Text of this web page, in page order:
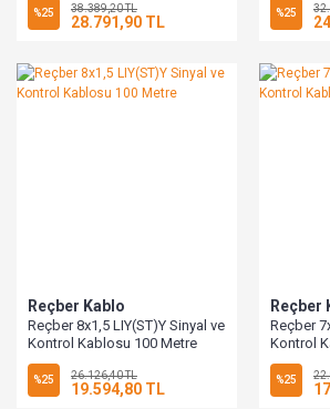
%25 38.389,20 TL
28.791,90 TL %25
Reçber Kablo
Reçber 8x1,5 LIY(ST)Y Sinyal ve
Kontrol Kablosu 100 Metre
%25 26.126,40 TL
19.594,80 TL
Reçber
Reçber
Kontrol
%25